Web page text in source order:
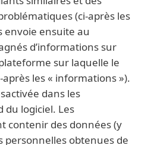
(ci-après les
envoie ensuite au
d’informations sur
sur laquelle le
les « informations »).
dans les
du logiciel. Les
contenir des données (y
personnelles obtenues de